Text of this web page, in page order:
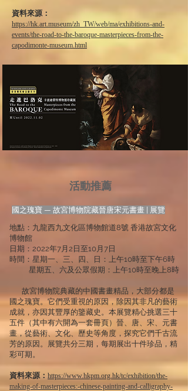
資料來源：
https://hk.art.museum/zh_TW/web/ma/exhibitions-and-
events/the-road-to-the-baroque-masterpieces-from-the-
capodimonte-museum.html
活動推薦
國之瑰寶 — 故宮博物院藏晉唐宋元書畫 | 展覽
地點：九龍西九文化區博物館道8號 香港故宮文化
博物館
日期：2022年7月2日至10月7日
時間：星期一、三、四、日：上午10時至下午6時
星期五、六及公眾假期：上午10時至晚上8時
故宮博物院典藏的中國書畫精品，大部分都是
國之瑰寶。它們受重視的原因，除因其非凡的藝術
成就，亦因其豐厚的鑒藏史。本展覽精心挑選三十
五件（其中有六開為一套冊頁）晉、唐、宋、元書
畫，從藝術、文化、歷史等角度，探究它們千古流
芳的原因。展覽共分三期，每期展出十件珍品，精
彩可期。
資料來源： https://www.hkpm.org.hk/tc/exhibition/the-
making-of-masterpieces:-chinese-painting-and-calligraphy-